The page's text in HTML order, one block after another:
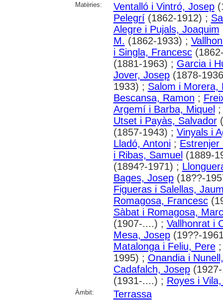
Matèries: Ventalló i Vintró, Josep
Pelegrí(1862-1912) ;
Alegre i Pujals, Joaquim
M. (1862-1933) ;
i Singla, Francesc
(1881-1963) ; Garcia i
Jover, Josep(1878-
1933) ; Salom i Morera,
Bescansa, Ramon ;
Argemí i Barba, Miquel
Utset i Payàs, Salvador
(1857-1943) ; Vinyals i
Lladó, Antoni; Estrenjer
i Ribas, Samuel (1889-
(1894?-1971) ;
Bages, Josep(18??-
Figueras i Salellas,
Romagosa, Francesc
Sàbat i Romagosa,
(1907-....) ; Vallhonrat i
Mesa, Josep(19??-
Matalonga i Feliu, Pere
1995) ; Onandia i
Cadafalch, Josep
(1931-....) ; Royes i
Àmbit: Terrassa